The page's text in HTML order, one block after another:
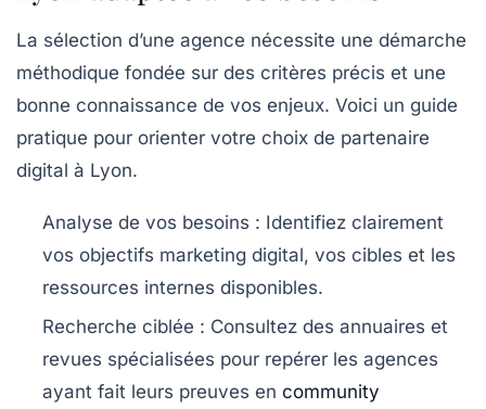
La sélection d’une agence nécessite une démarche
méthodique fondée sur des critères précis et une
bonne connaissance de vos enjeux. Voici un guide
pratique pour orienter votre choix de partenaire
digital à Lyon.
Analyse de vos besoins : Identifiez clairement
vos objectifs marketing digital, vos cibles et les
ressources internes disponibles.
Recherche ciblée : Consultez des annuaires et
revues spécialisées pour repérer les agences
ayant fait leurs preuves en community